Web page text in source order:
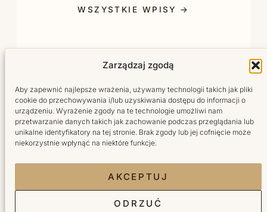
Zarządzaj zgodą
Aby zapewnić najlepsze wrażenia, używamy technologii takich jak pliki
cookie do przechowywania i/lub uzyskiwania dostępu do informacji o
urządzeniu. Wyrażenie zgody na te technologie umożliwi nam
przetwarzanie danych takich jak zachowanie podczas przeglądania lub
unikalne identyfikatory na tej stronie. Brak zgody lub jej cofnięcie może
niekorzystnie wpłynąć na niektóre funkcje.
AKCEPTUJ
ODRZUĆ
WSZYSTKIE WPISY →
Salon fryzjersko-kosmetyczny w sercu Wilanowa.
Tworzymy miejsce, do którego wraca się z radością.
Facebook Bellita
Instagram Bellita
TikTok Bellita
YouTube Bellita